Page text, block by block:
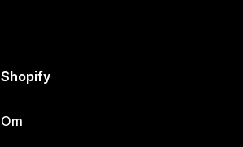
Shopify
Om